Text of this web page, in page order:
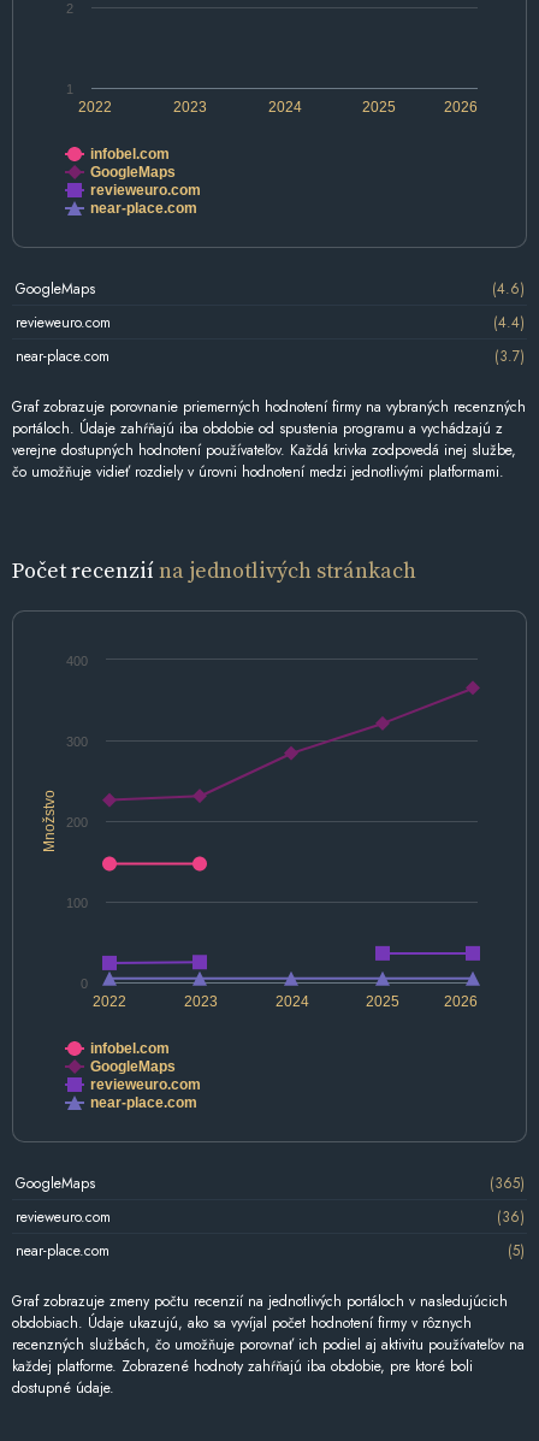
2022 2024 2026
2023 2025
1
2
infobel.com
GoogleMaps
revieweuro.com
near-place.com
GoogleMaps
(4.6)
revieweuro.com
(4.4)
near-place.com
(3.7)
Graf zobrazuje porovnanie priemerných hodnotení firmy na vybraných recenzných
portáloch. Údaje zahŕňajú iba obdobie od spustenia programu a vychádzajú z
verejne dostupných hodnotení používateľov. Každá krivka zodpovedá inej službe,
čo umožňuje vidieť rozdiely v úrovni hodnotení medzi jednotlivými platformami.
Počet recenziína jednotlivých stránkach
Množstvo
2022 2024 2026
2023 2025
0
100
200
300
400
infobel.com
GoogleMaps
revieweuro.com
near-place.com
GoogleMaps
(365)
revieweuro.com
(36)
near-place.com
(5)
Graf zobrazuje zmeny počtu recenzií na jednotlivých portáloch v nasledujúcich
obdobiach. Údaje ukazujú, ako sa vyvíjal počet hodnotení firmy v rôznych
recenzných službách, čo umožňuje porovnať ich podiel aj aktivitu používateľov na
každej platforme. Zobrazené hodnoty zahŕňajú iba obdobie, pre ktoré boli
dostupné údaje.